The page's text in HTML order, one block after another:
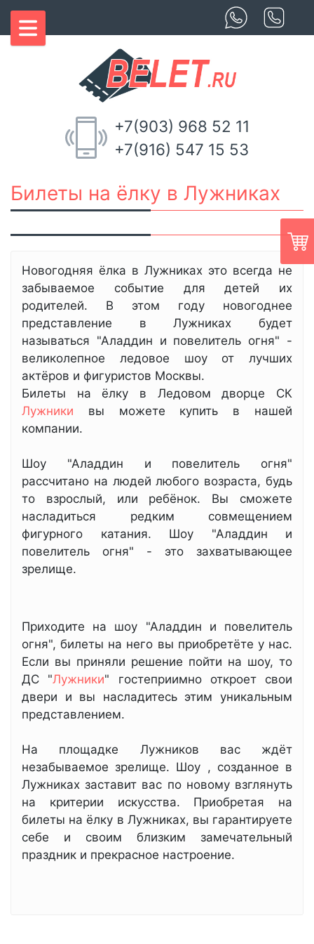
+7(903) 968 52 11
+7(916) 547 15 53
Билеты на ёлку в Лужниках
Новогодняя ёлка в Лужниках это всегда не
забываемое событие для детей их
родителей. В этом году новогоднее
представление в Лужниках будет
называться "Аладдин и повелитель огня" -
великолепное ледовое шоу от лучших
актёров и фигуристов Москвы.
Билеты на ёлку в Ледовом дворце СК
Лужники вы можете купить в нашей
компании.
Шоу "Аладдин и повелитель огня"
рассчитано на людей любого возраста, будь
то взрослый, или ребёнок. Вы сможете
насладиться редким совмещением
фигурного катания. Шоу "Аладдин и
повелитель огня" - это захватывающее
зрелище.
Приходите на шоу "Аладдин и повелитель
огня", билеты на него вы приобретёте у нас.
Если вы приняли решение пойти на шоу, то
ДС "Лужники" гостеприимно откроет свои
двери и вы насладитесь этим уникальным
представлением.
На площадке Лужников вас ждёт
незабываемое зрелище. Шоу , созданное в
Лужниках заставит вас по новому взглянуть
на критерии искусства. Приобретая на
билеты на ёлку в Лужниках, вы гарантируете
себе и своим близким замечательный
праздник и прекрасное настроение.